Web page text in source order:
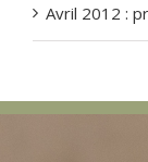
Avril 2012 :